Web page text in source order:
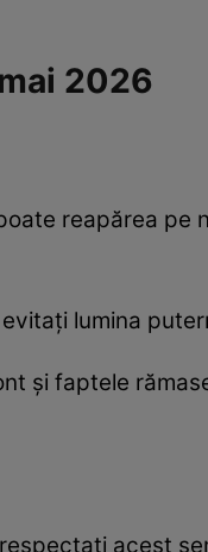
2026
reapărea
lumina
și faptele
acest